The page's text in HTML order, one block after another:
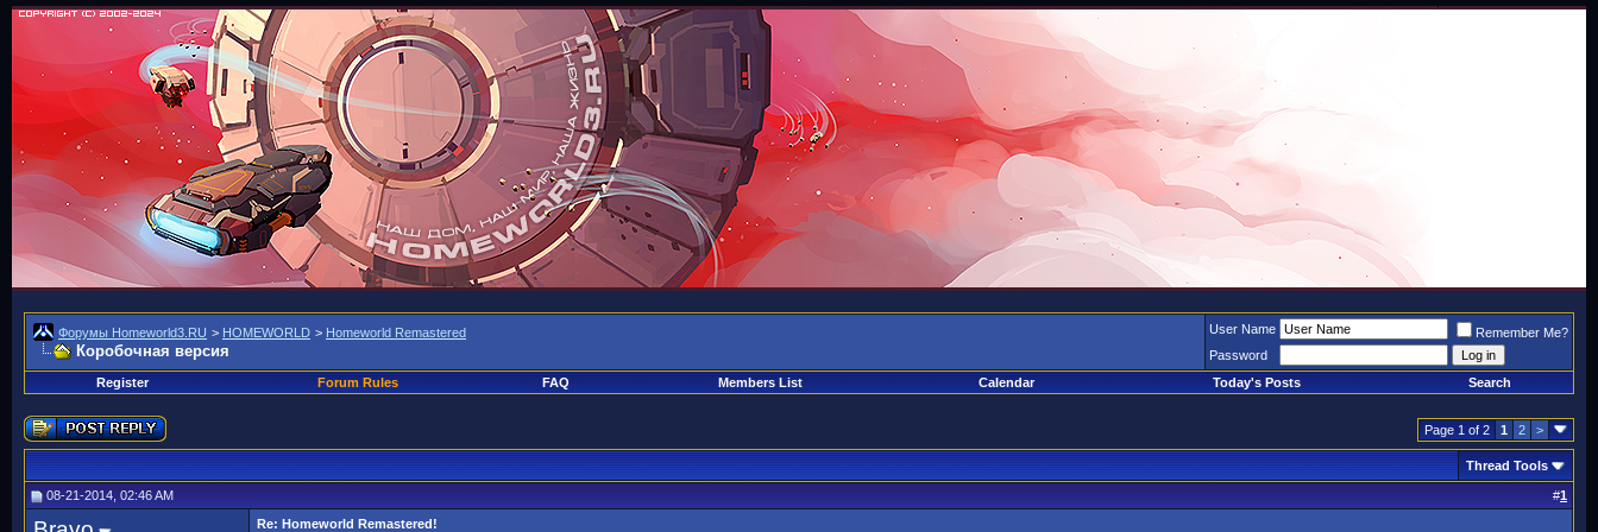
Форумы Homeworld3.RU > HOMEWORLD > Homeworld Remastered
Коробочная версия
User Name
Remember Me?
Password
Register
Forum Rules FAQ Members List Calendar Today's Posts Search
Page 1 of 2 1 2 >
Thread Tools
08-21-2014, 02:46 AM #1
Re: Homeworld Remastered!